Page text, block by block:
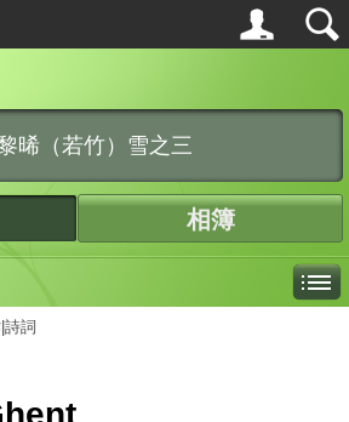
晞（若竹）雪之三
相簿
詩詞